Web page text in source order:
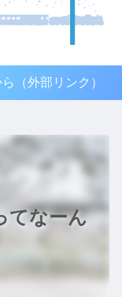
（外部リンク）
てなーん